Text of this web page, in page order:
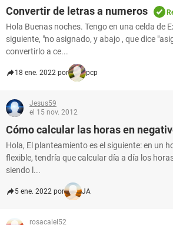
Convertir de letras a numeros
Hola Buenas noches. Tengo en una celda de
siguiente, "no asignado, y abajo , que dice
convertirlo a ce...
18 ene. 2022 por pcp
Jesus59
el 15 nov. 2012
Cómo calcular las horas en
Hola, El planteamiento es el siguiente: en un
flexible, tendría que calcular día a día los
siendo l...
5 ene. 2022 por JA
rosacalel52